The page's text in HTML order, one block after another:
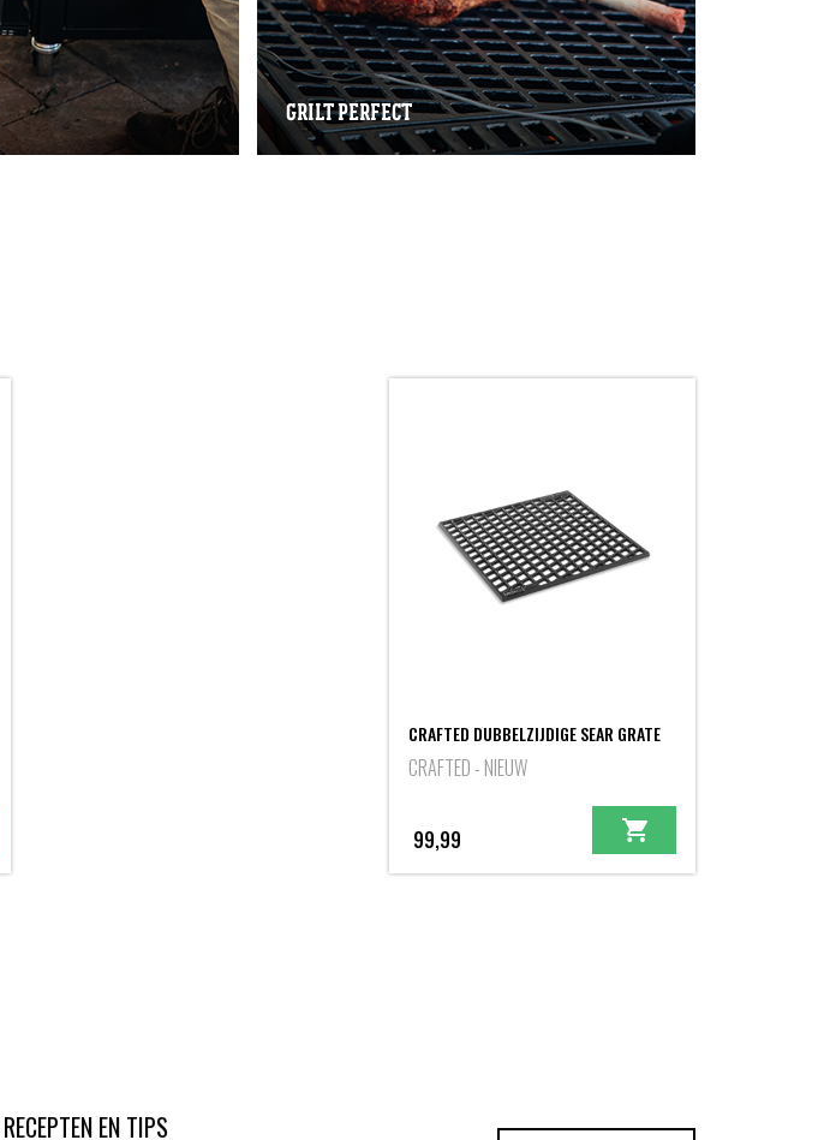
GRILT PERFECT
CRAFTED DUBBELZIJDIGE SEAR GRATE
CRAFTED - NIEUW
99,99
RECEPTEN EN TIPS